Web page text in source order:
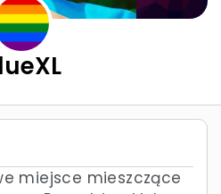
miejsce mieszczące